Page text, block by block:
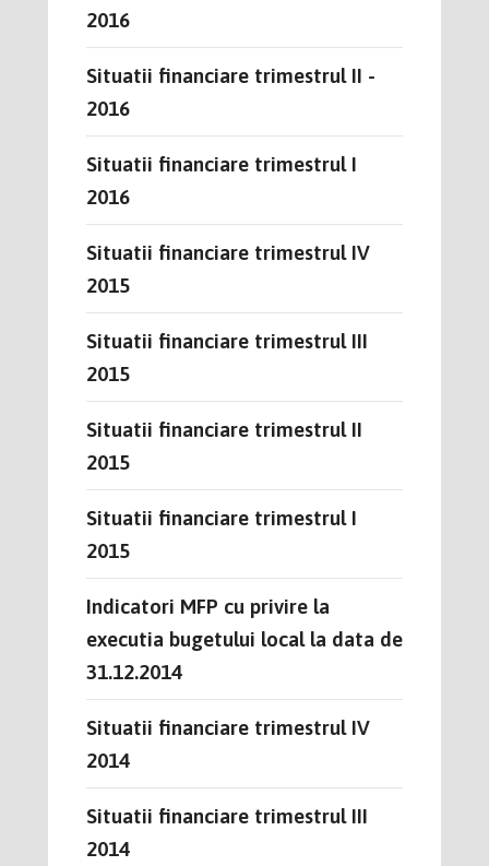
2016
Situatii financiare trimestrul II -
2016
Situatii financiare trimestrul I
2016
Situatii financiare trimestrul IV
2015
Situatii financiare trimestrul III
2015
Situatii financiare trimestrul II
2015
Situatii financiare trimestrul I
2015
Indicatori MFP cu privire la
executia bugetului local la data de
31.12.2014
Situatii financiare trimestrul IV
2014
Situatii financiare trimestrul III
2014